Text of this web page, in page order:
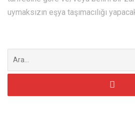
uymaksızın eşya taşımacılığı
ara: